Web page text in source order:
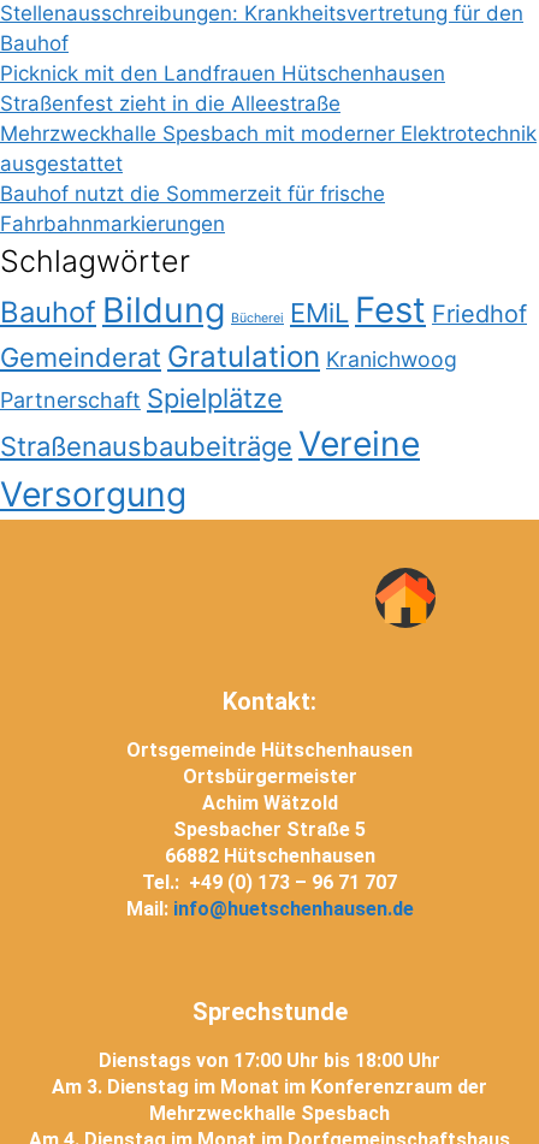
Stellenausschreibungen: Krankheitsvertretung für den
Bauhof
Picknick mit den Landfrauen Hütschenhausen
Straßenfest zieht in die Alleestraße
Mehrzweckhalle Spesbach mit moderner Elektrotechnik
ausgestattet
Bauhof nutzt die Sommerzeit für frische
Fahrbahnmarkierungen
Schlagwörter
Bauhof Bildung Bücherei EMiL Fest Friedhof
Gemeinderat Gratulation Kranichwoog
Partnerschaft Spielplätze
Straßenausbaubeiträge Vereine
Versorgung
Kontakt:
Ortsgemeinde Hütschenhausen
Ortsbürgermeister
Achim Wätzold
Spesbacher Straße 5
66882 Hütschenhausen
Tel.: +49 (0) 173 – 96 71 707
Mail: info@huetschenhausen.de
Sprechstunde
Dienstags von 17:00 Uhr bis 18:00 Uhr
Am 3. Dienstag im Monat im Konferenzraum der
Mehrzweckhalle Spesbach